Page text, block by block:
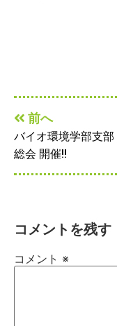
前へ
バイオ環境学部支部
総会 開催‼
コメントを残す
コメント ※